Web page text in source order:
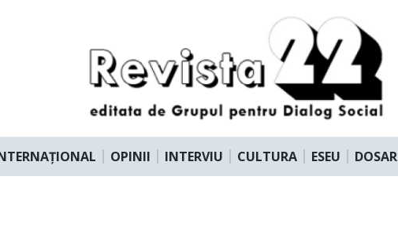
OPINII INTERVIU CULTURA ESEU DOSAR